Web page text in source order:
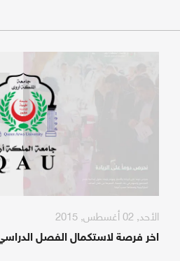
الأحد, 02 أغسطس, 2015
اخر فرصة لاستكمال الفصل الدراسي